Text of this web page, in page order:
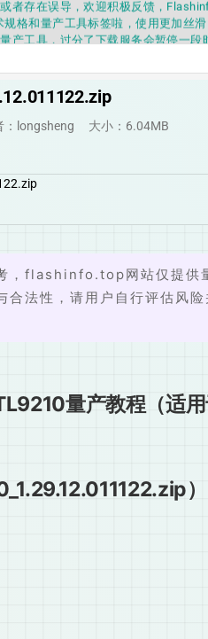
规格和量产工具标签啦，使用更加丝
产工具，过分了下载服务会暂停一段
仅供参考，DIY本来就有不确定性
可以改，一定要有正确的认知，不要
格和量产工具标签啦，使用更加丝滑
：longsheng 大小：6.04MB
，flashinfo.top网站仅提供
合法性，请用户自行评估风
量产教程（适
）